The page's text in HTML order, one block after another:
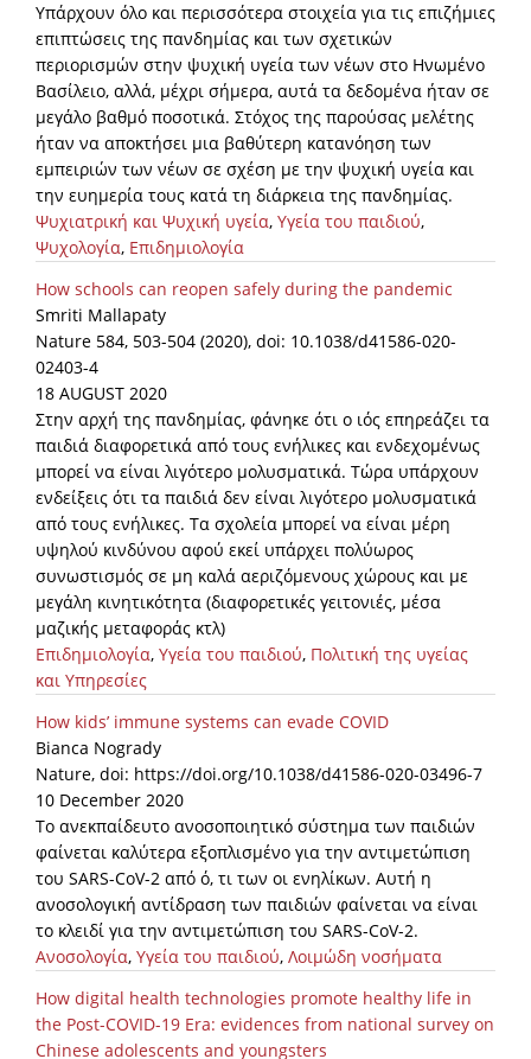
Υπάρχουν όλο και περισσότερα στοιχεία για τις επιζήμιες
επιπτώσεις της πανδημίας και των σχετικών
περιορισμών στην ψυχική υγεία των νέων στο Ηνωμένο
Βασίλειο, αλλά, μέχρι σήμερα, αυτά τα δεδομένα ήταν σε
μεγάλο βαθμό ποσοτικά. Στόχος της παρούσας μελέτης
ήταν να αποκτήσει μια βαθύτερη κατανόηση των
εμπειριών των νέων σε σχέση με την ψυχική υγεία και
την ευημερία τους κατά τη διάρκεια της πανδημίας.
Ψυχιατρική και Ψυχική υγεία, Υγεία του παιδιού,
Ψυχολογία, Επιδημιολογία
How schools can reopen safely during the pandemic
Smriti Mallapaty
Nature 584, 503-504 (2020), doi: 10.1038/d41586-020-
02403-4
18 AUGUST 2020
Στην αρχή της πανδημίας, φάνηκε ότι ο ιός επηρεάζει τα
παιδιά διαφορετικά από τους ενήλικες και ενδεχομένως
μπορεί να είναι λιγότερο μολυσματικά. Τώρα υπάρχουν
ενδείξεις ότι τα παιδιά δεν είναι λιγότερο μολυσματικά
από τους ενήλικες. Τα σχολεία μπορεί να είναι μέρη
υψηλού κινδύνου αφού εκεί υπάρχει πολύωρος
συνωστισμός σε μη καλά αεριζόμενους χώρους και με
μεγάλη κινητικότητα (διαφορετικές γειτονιές, μέσα
μαζικής μεταφοράς κτλ)
Επιδημιολογία, Υγεία του παιδιού, Πολιτική της υγείας
και Υπηρεσίες
How kids’ immune systems can evade COVID
Bianca Nogrady
Nature, doi: https://doi.org/10.1038/d41586-020-03496-7
10 December 2020
Το ανεκπαίδευτο ανοσοποιητικό σύστημα των παιδιών
φαίνεται καλύτερα εξοπλισμένο για την αντιμετώπιση
του SARS-CoV-2 από ό, τι των οι ενηλίκων. Αυτή η
ανοσολογική αντίδραση των παιδιών φαίνεται να είναι
το κλειδί για την αντιμετώπιση του SARS-CoV-2.
Ανοσολογία, Υγεία του παιδιού, Λοιμώδη νοσήματα
How digital health technologies promote healthy life in
the Post-COVID-19 Era: evidences from national survey on
Chinese adolescents and youngsters